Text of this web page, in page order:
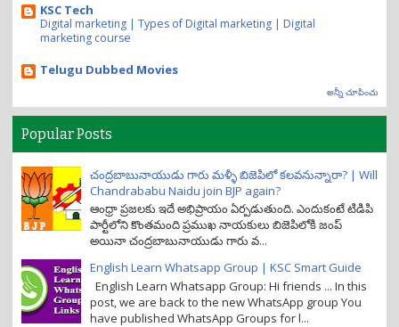
KSC Tech
Digital marketing | Types of Digital marketing | Digital
marketing course
Telugu Dubbed Movies
అన్నీ చూపించు
Popular Posts
చంద్రబాబునాయుడు గారు మళ్ళీ బిజెపిలో కలవనున్నారా? | Will
Chandrababu Naidu join BJP again?
ఆంధ్రా ప్రజలకు ఇదే అభిప్రాయం ఏర్పడుతుంది. ఎందుకంటే టిడిపి
పార్టీలోని కొంతమంది ప్రముఖ నాయకులు బిజెపిలోకి జంప్
అయినా చంద్రబాబునాయుడు గారు వ...
English Learn Whatsapp Group | KSC Smart Guide
English Learn Whatsapp Group: Hi friends ... In this
post, we are back to the new WhatsApp group You
have published WhatsApp Groups for l...